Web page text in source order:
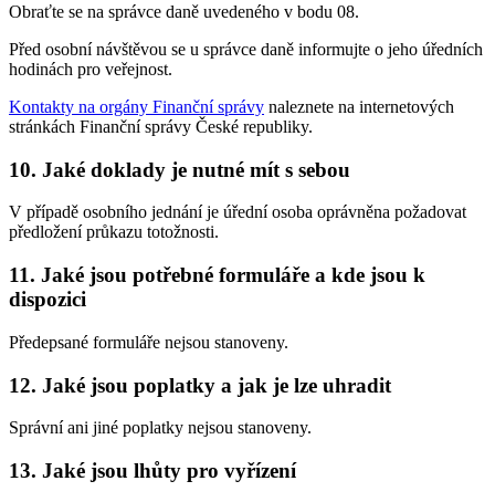
Obraťte se na správce daně uvedeného v bodu 08.
Před osobní návštěvou se u správce daně informujte o jeho úředních
hodinách pro veřejnost.
Kontakty na orgány Finanční správy naleznete na internetových
stránkách Finanční správy České republiky.
10. Jaké doklady je nutné mít s sebou
V případě osobního jednání je úřední osoba oprávněna požadovat
předložení průkazu totožnosti.
11. Jaké jsou potřebné formuláře a kde jsou k
dispozici
Předepsané formuláře nejsou stanoveny.
12. Jaké jsou poplatky a jak je lze uhradit
Správní ani jiné poplatky nejsou stanoveny.
13. Jaké jsou lhůty pro vyřízení